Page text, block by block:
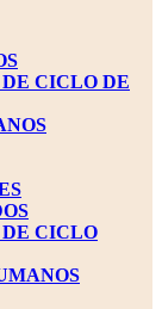
CICLO DE
CICLO